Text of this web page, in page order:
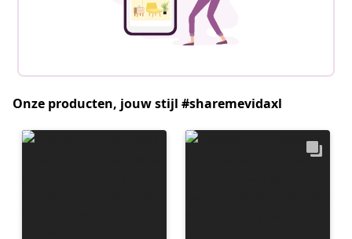
Onze producten, jouw stijl #sharemevidaxl